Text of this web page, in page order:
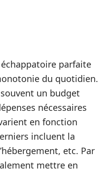
parfaite
du quotidien.
un budget
nécessaires
en fonction
incluent la
etc. Par
mettre en